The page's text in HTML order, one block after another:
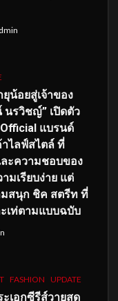
น้อยสู่เจ้าของ
นรวิชญ์” เปิดตัว
Official แบรนด์
ไลฟ์สไตล์ ที่
ะความชอบของ
มเรียบง่าย แต่
มสนุก ชิค สตรีท ที่
เท่ตามแบบฉบับ
FASHION UPDATE
ะเอกซีรีส์วายสุด